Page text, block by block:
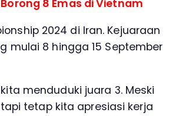
8 Emas di Vietnam
2024 di Iran. Kejuaraan
mulai 8 hingga 15 September
menduduki juara 3. Meski
tetap kita apresiasi kerja